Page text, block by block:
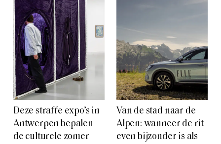
Deze straffe expo’s in
Antwerpen bepalen
de culturele zomer
Van de stad naar de
Alpen: wanneer de rit
even bijzonder is als